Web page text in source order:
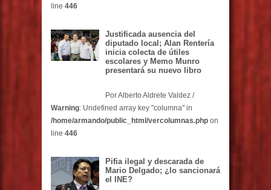
line 446
Justificada ausencia del
diputado local; Alan Rentería
inicia colecta de útiles
escolares y Memo Munro
presentará su nuevo libro
Por Alberto Aldrete Valdez /
Warning: Undefined array key "columna" in
/home/armando/public_html/vercolumnas.php on
line 446
Pifia ilegal y descarada de
Mario Delgado; ¿lo sancionará
el INE?